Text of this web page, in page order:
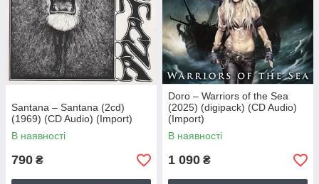
Santana – Santana (2cd)
(1969) (CD Audio) (Import)
В наявності
790 ₴
Doro – Warriors of the Sea
(2025) (digipack) (CD Audio)
(Import)
В наявності
1 090 ₴